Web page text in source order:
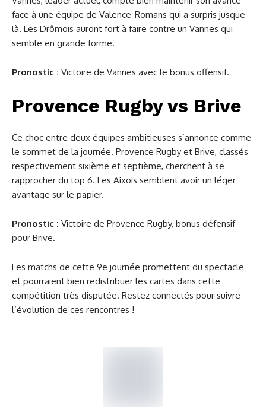
face à une équipe de Valence-Romans qui a surpris jusque-
là. Les Drômois auront fort à faire contre un Vannes qui
semble en grande forme.
Pronostic : Victoire de Vannes avec le bonus offensif.
Provence Rugby vs Brive
Ce choc entre deux équipes ambitieuses s’annonce comme
le sommet de la journée. Provence Rugby et Brive, classés
respectivement sixième et septième, cherchent à se
rapprocher du top 6. Les Aixois semblent avoir un léger
avantage sur le papier.
Pronostic : Victoire de Provence Rugby, bonus défensif
pour Brive.
Les matchs de cette 9e journée promettent du spectacle
et pourraient bien redistribuer les cartes dans cette
compétition très disputée. Restez connectés pour suivre
l’évolution de ces rencontres !